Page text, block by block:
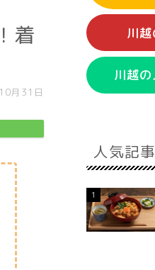
着
月31日
川
川越
人気記事
1